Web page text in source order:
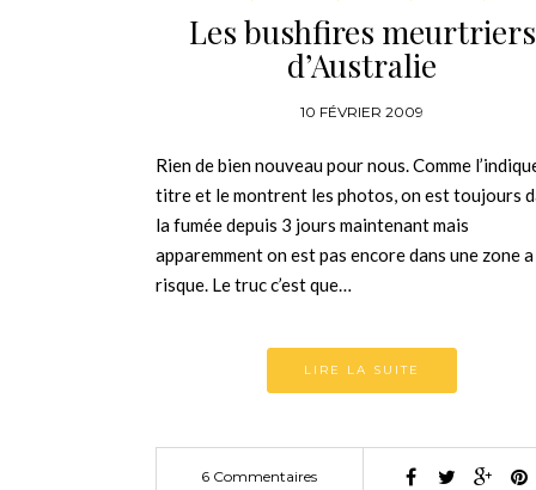
Les bushfires meurtriers
d’Australie
10 FÉVRIER 2009
Rien de bien nouveau pour nous. Comme
titre et le montrent les photos, on est toujours
la fumée depuis 3 jours maintenant mais
apparemment on est pas encore dans une zone a
risque. Le truc c’est que…
LIRE LA SUITE
6 Commentaires